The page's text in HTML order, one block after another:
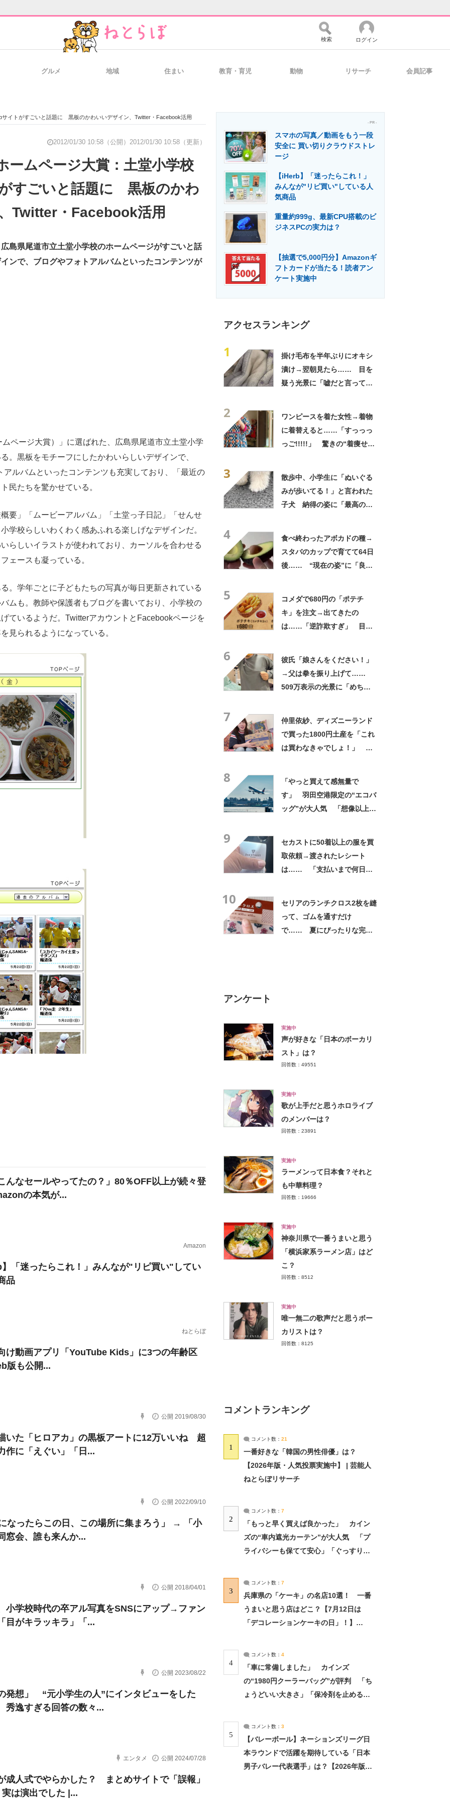
経営リーダーのコミュニティ マーケ×ITの今がよく分かる
品の総合サイト IT製品の技術・比較・事例 製造業のIT導入・活用を支援
エネルギーの専門メディア 建設×テクノロジーの最前線
検索 ログイン
グルメ 地域 住まい 教育・育児 動物 リサーチ 会員記事
イトがすごいと話題に 黒板のかわいいデザイン、Twitter・Facebook活用
2012/01/30 10:58（公開） 2012/01/30 10:58（更新）
ームページ大賞：土堂小学校
すごいと話題に 黒板のかわ
Twitter・Facebook活用
島県尾道市立土堂小学校のホームページがすごいと話
ンで、ブログやフォトアルバムといったコンテンツが
ページ大賞）」に選ばれた、広島県尾道市立土堂小学
。黒板をモチーフにしたかわいらしいデザインで、
ルバムといったコンテンツも充実しており、「最近の
民たちを驚かせている。
」「ムービーアルバム」「土堂っ子日記」「せんせ
学校らしいわくわく感あふれる楽しげなデザインだ。
らしいイラストが使われており、カーソルを合わせる
ェースも凝っている。
学年ごとに子どもたちの写真が毎日更新されている
ムも。教師や保護者もブログを書いており、小学校の
ているようだ。TwitterアカウントとFacebookページを
見られるようになっている。
んなセールやってたの？」80％OFF以上が続々登
の本気が...
Amazon
「迷ったらこれ！」みんなが"リピ買い"してい
品
ねとらぼ
け動画アプリ「YouTube Kids」に3つの年齢区
版も公開...
公開 2019/08/30
いた「ヒロアカ」の黒板アートに12万いいね 超
作に「えぐい」「日...
公開 2022/09/10
なったらこの日、この場所に集まろう」 → 「小
窓会、誰も来んか...
公開 2018/04/01
小学校時代の卒アル写真をSNSにアップ→ファン
がキラッキラ」「...
公開 2023/08/22
発想」 “元小学生の人”にインタビューをした
逸すぎる回答の数々...
エンタメ 公開 2024/07/28
成人式でやらかした？ まとめサイトで「誤報」
は演出でした |...
- PR -
スマホの写真／動画をもう一段
安全に 買い切りクラウドストレ
ージ
【iHerb】「迷ったらこれ！」
みんなが"リピ買い"している人
気商品
重量約999g、最新CPU搭載のビ
ジネスPCの実力は？
【抽選で5,000円分】Amazonギ
フトカードが当たる！読者アン
ケート実施中
アクセスランキング
1
掛け毛布を半年ぶりにオキシ
漬け→翌朝見たら…… 目を
疑う光景に「嘘だと言ってく
2
ワンピースを着た女性→着物
に着替えると……「すっっっ
っご!!!!!」 驚きの“着痩せ
3
散歩中、小学生に「ぬいぐる
みが歩いてる！」と言われた
子犬 納得の姿に「最高の褒
4
食べ終わったアボカドの種→
スタバのカップで育てて64日
後…… “現在の姿”に「良さ
5
コメダで680円の「ポテチ
キ」を注文→出てきたの
は……「逆詐欺すぎ」 目を
6
彼氏「娘さんをください！」
→父は拳を振り上げて……
509万表示の光景に「めちゃ
7
仲里依紗、ディズニーランド
で買った1800円土産を「これ
は買わなきゃでしょ！」
8
「やっと買えて感無量で
す」 羽田空港限定の“エコバ
ッグ”が大人気 「想像以上に
9
セカストに50着以上の服を買
取依頼→渡されたレシート
は…… 「支払いまで何日か
10
セリアのランチクロス2枚を縫
って、ゴムを通すだけ
で…… 夏にぴったりな完成
アンケート
実施中
声が好きな「日本のボーカリ
スト」は？
回答数：49551
実施中
歌が上手だと思うホロライブ
のメンバーは？
回答数：23891
実施中
ラーメンって日本食？それと
も中華料理？
回答数：19666
実施中
神奈川県で一番うまいと思う
「横浜家系ラーメン店」はど
こ？
回答数：8512
実施中
唯一無二の歌声だと思うボー
カリストは？
回答数：8125
コメントランキング
1
コメント数： 21
一番好きな「韓国の男性俳優」は？
【2026年版・人気投票実施中】 | 芸能人
ねとらぼリサーチ
2
コメント数： 7
「もっと早く買えば良かった」 カイン
ズの“車内遮光カーテン”が大人気 「プ
ライバシーも保てて安心」「ぐっすり眠
3
コメント数： 7
兵庫県の「ケーキ」の名店10選！ 一番
うまいと思う店はどこ？【7月12日は
「デコレーションケーキの日」！】
4
コメント数： 4
「車に常備しました」 カインズ
の“1980円クーラーバッグ”が評判 「ち
ょうどいい大きさ」「保冷剤を止めるベ
5
コメント数： 3
【バレーボール】ネーションズリーグ日
本ラウンドで活躍を期待している「日本
男子バレー代表選手」は？【2026年版・